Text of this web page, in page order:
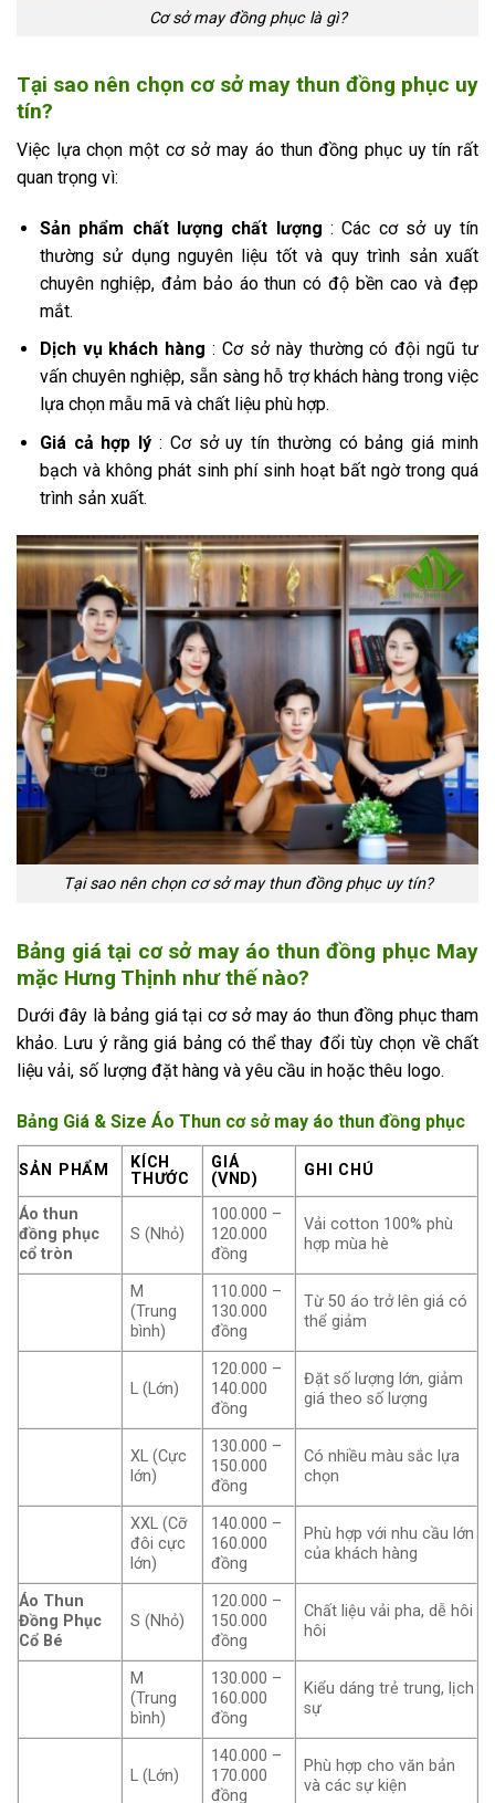
Cơ sở may đồng phục là gì?
Tại sao nên chọn cơ sở may thun đồng phục uy
tín?
Việc lựa chọn một cơ sở may áo thun đồng phục uy tín rất
quan trọng vì:
Sản phẩm chất lượng chất lượng : Các cơ sở uy tín
thường sử dụng nguyên liệu tốt và quy trình sản xuất
chuyên nghiệp, đảm bảo áo thun có độ bền cao và đẹp
mắt.
Dịch vụ khách hàng : Cơ sở này thường có đội ngũ tư
vấn chuyên nghiệp, sẵn sàng hỗ trợ khách hàng trong việc
lựa chọn mẫu mã và chất liệu phù hợp.
Giá cả hợp lý : Cơ sở uy tín thường có bảng giá minh
bạch và không phát sinh phí sinh hoạt bất ngờ trong quá
trình sản xuất.
Tại sao nên chọn cơ sở may thun đồng phục uy tín?
Bảng giá tại cơ sở may áo thun đồng phục May
mặc Hưng Thịnh như thế nào?
Dưới đây là bảng giá tại cơ sở may áo thun đồng phục tham
khảo. Lưu ý rằng giá bảng có thể thay đổi tùy chọn về chất
liệu vải, số lượng đặt hàng và yêu cầu in hoặc thêu logo.
Bảng Giá & Size Áo Thun cơ sở may áo thun đồng phục
SẢN PHẨM
KÍCH
THƯỚC
GIÁ
(VND)
GHI CHÚ
Áo thun
đồng phục
cổ tròn
S (Nhỏ)
100.000 –
120.000
đồng
Vải cotton 100% phù
hợp mùa hè
M
(Trung
bình)
110.000 –
130.000
đồng
Từ 50 áo trở lên giá có
thể giảm
L (Lớn)
120.000 –
140.000
đồng
Đặt số lượng lớn, giảm
giá theo số lượng
XL (Cực
lớn)
130.000 –
150.000
đồng
Có nhiều màu sắc lựa
chọn
XXL (Cỡ
đôi cực
lớn)
140.000 –
160.000
đồng
Phù hợp với nhu cầu lớn
của khách hàng
Áo Thun
Đồng Phục
Cổ Bé
S (Nhỏ)
120.000 –
150.000
đồng
Chất liệu vải pha, dễ hôi
hôi
M
(Trung
bình)
130.000 –
160.000
đồng
Kiểu dáng trẻ trung, lịch
sự
L (Lớn)
140.000 –
170.000
đồng
Phù hợp cho văn bản
và các sự kiện